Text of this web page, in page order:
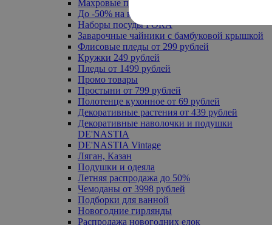
Махровые полотенца
До -50% на ковры
Наборы посуды FORA
Заварочные чайники с бамбуковой крышкой
Флисовые пледы от 299 рублей
Кружки 249 рублей
Пледы от 1499 рублей
Промо товары
Простыни от 799 рублей
Полотенце кухонное от 69 рублей
Декоративные растения от 439 рублей
Декоративные наволочки и подушки
DE'NASTIA
DE'NASTIA Vintage
Ляган, Казан
Подушки и одеяла
Летняя распродажа до 50%
Чемоданы от 3998 рублей
Подборки для ванной
Новогодние гирлянды
Распродажа новогодних елок